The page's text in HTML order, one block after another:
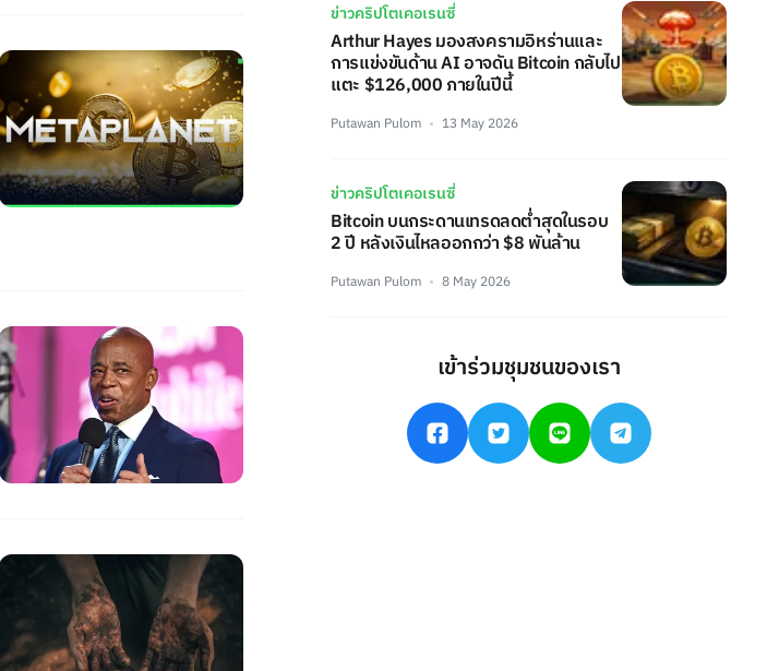
ข่าวคริปโตเคอเรนซี่
Arthur Hayes มองสงครามอิหร่านและ
การแข่งขันด้าน AI อาจดัน Bitcoin กลับไป
แตะ $126,000 ภายในปีนี้
Putawan Pulom 13 May 2026
ข่าวคริปโตเคอเรนซี่
Bitcoin บนกระดานเทรดลดต่ำสุดในรอบ
2 ปี หลังเงินไหลออกกว่า $8 พันล้าน
Putawan Pulom 8 May 2026
เข้าร่วมชุมชนของเรา